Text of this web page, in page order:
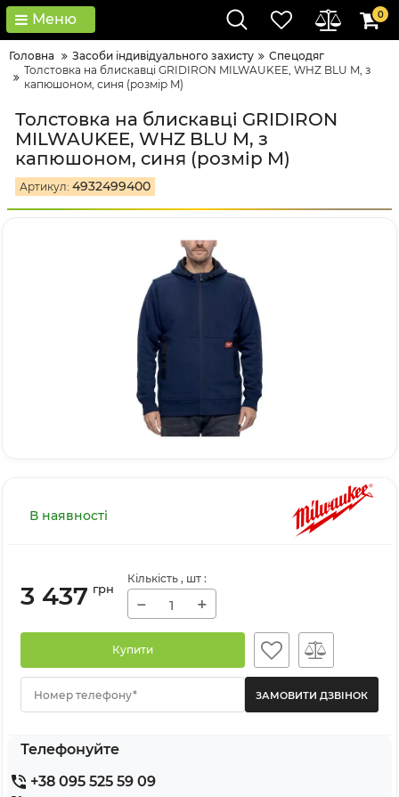
Меню 0
Головна Засоби індивідуального захисту
Спецодяг
Толстовка на блискавці GRIDIRON MILWAUKEE, WHZ BLU M, з
капюшоном, синя (розмір M)
Толстовка на блискавці GRIDIRON
MILWAUKEE, WHZ BLU M, з
капюшоном, синя (розмір M)
Артикул: 4932499400
В наявності
3 437 грн
Кількість , шт :
− +
Купити
Номер телефону*
Телефонуйте
+38 095 525 59 09